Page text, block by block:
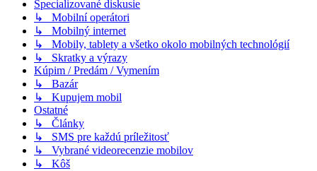
Špecializované diskusie
↳ Mobilní operátori
↳ Mobilný internet
↳ Mobily, tablety a všetko okolo mobilných technológií
↳ Skratky a výrazy
Kúpim / Predám / Vymením
↳ Bazár
↳ Kupujem mobil
Ostatné
↳ Články
↳ SMS pre každú príležitosť
↳ Vybrané videorecenzie mobilov
↳ Kôš